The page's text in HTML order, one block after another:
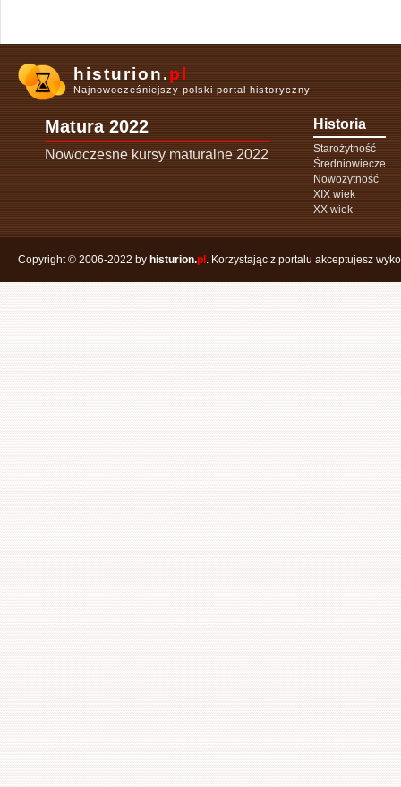
histurion.pl
Najnowocześniejszy polski portal historyczny
Matura 2022
Nowoczesne kursy maturalne 2022
Historia
Starożytność
Średniowiecze
Nowożytność
XIX wiek
XX wiek
Copyright © 2006-2022 by histurion.pl . Korzystając z portalu akceptujesz